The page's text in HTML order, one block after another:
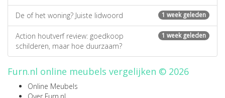
1 week geleden
De of het woning? Juiste lidwoord
1 week geleden
Action houtverf review: goedkoop
schilderen, maar hoe duurzaam?
Furn.nl online meubels vergelijken © 2026
Online Meubels